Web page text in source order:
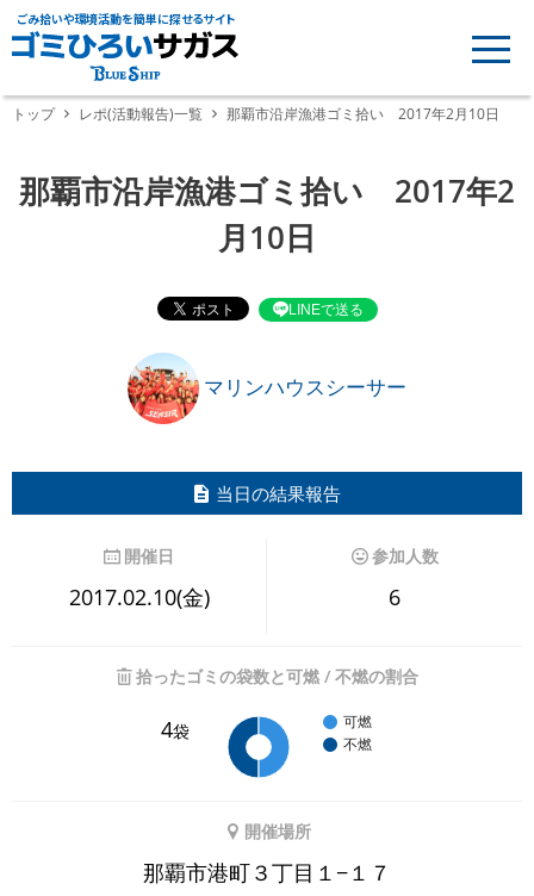
ごみ拾いや環境活動を簡単に探せるサイト
トップ レポ(活動報告)一覧 那覇市沿岸漁港ゴミ拾い 2017年2月10日
那覇市沿岸漁港ゴミ拾い 2017年2
月10日
LINEで送る
マリンハウスシーサー
当日の結果報告
開催日
2017.02.10(金)
参加人数
6
拾ったゴミの袋数と可燃 / 不燃の割合
4袋
可燃
不燃
開催場所
那覇市港町３丁目１−１７